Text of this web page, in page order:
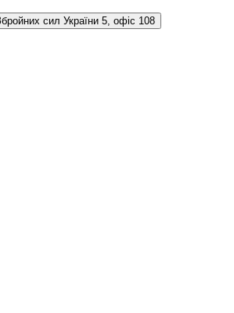
сил України 5, офіс 108